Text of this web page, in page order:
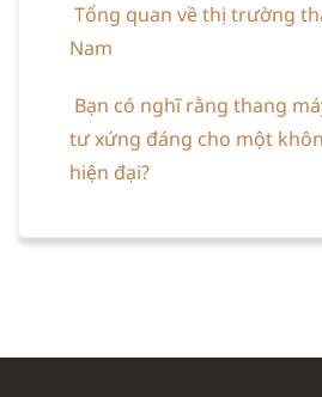
Tổng quan về thị trường
Nam
Bạn có nghĩ rằng thang
tư xứng đáng cho một
hiện đại?